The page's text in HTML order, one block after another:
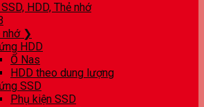
HDD, Thẻ nhớ
nhớ ❯
HDD
Ổ Nas
HDD theo dung lượng
SSD
Phụ kiện SSD